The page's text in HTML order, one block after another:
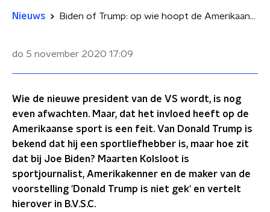
Nieuws Biden of Trump: op wie hoopt de Amerikaanse sportwereld?
do 5 november 2020 17:09
Wie de nieuwe president van de VS wordt, is nog
even afwachten. Maar, dat het invloed heeft op de
Amerikaanse sport is een feit. Van Donald Trump is
bekend dat hij een sportliefhebber is, maar hoe zit
dat bij Joe Biden? Maarten Kolsloot is
sportjournalist, Amerikakenner en de maker van de
voorstelling 'Donald Trump is niet gek' en vertelt
hierover in B.V.S.C.